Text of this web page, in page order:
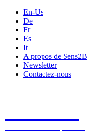
En-Us
De
Fr
Es
It
A propos de Sens2B
Newsletter
Contactez-nous